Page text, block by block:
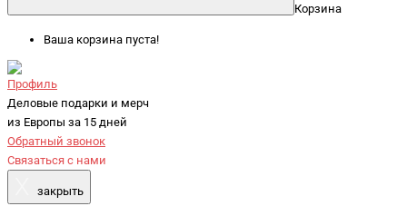
Корзина
Ваша корзина пуста!
Профиль
Деловые подарки и мерч
из Европы за 15 дней
Обратный звонок
Связаться с нами
закрыть